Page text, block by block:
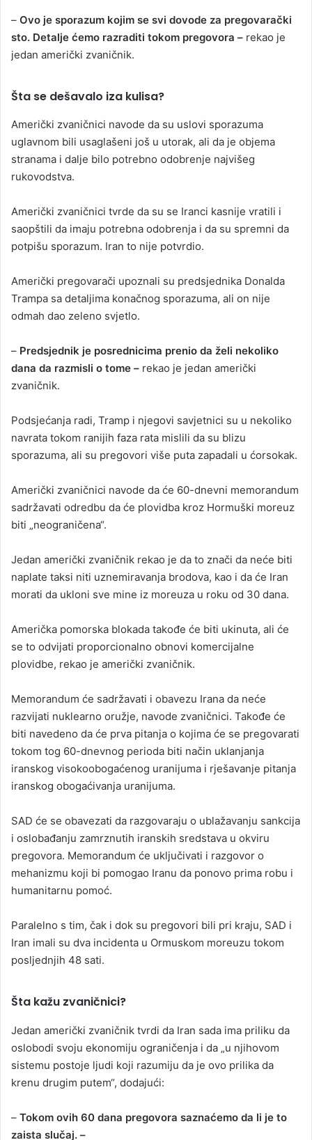
– Ovo je sporazum kojim se svi dovode za pregovarački
sto. Detalje ćemo razraditi tokom pregovora – rekao je
jedan američki zvaničnik.
Šta se dešavalo iza kulisa?
Američki zvaničnici navode da su uslovi sporazuma
uglavnom bili usaglašeni još u utorak, ali da je objema
stranama i dalje bilo potrebno odobrenje najvišeg
rukovodstva.
Američki zvaničnici tvrde da su se Iranci kasnije vratili i
saopštili da imaju potrebna odobrenja i da su spremni da
potpišu sporazum. Iran to nije potvrdio.
Američki pregovarači upoznali su predsjednika Donalda
Trampa sa detaljima konačnog sporazuma, ali on nije
odmah dao zeleno svjetlo.
– Predsjednik je posrednicima prenio da želi nekoliko
dana da razmisli o tome – rekao je jedan američki
zvaničnik.
Podsjećanja radi, Tramp i njegovi savjetnici su u nekoliko
navrata tokom ranijih faza rata mislili da su blizu
sporazuma, ali su pregovori više puta zapadali u ćorsokak.
Američki zvaničnici navode da će 60-dnevni memorandum
sadržavati odredbu da će plovidba kroz Hormuški moreuz
biti „neograničena“.
Jedan američki zvaničnik rekao je da to znači da neće biti
naplate taksi niti uznemiravanja brodova, kao i da će Iran
morati da ukloni sve mine iz moreuza u roku od 30 dana.
Američka pomorska blokada takođe će biti ukinuta, ali će
se to odvijati proporcionalno obnovi komercijalne
plovidbe, rekao je američki zvaničnik.
Memorandum će sadržavati i obavezu Irana da neće
razvijati nuklearno oružje, navode zvaničnici. Takođe će
biti navedeno da će prva pitanja o kojima će se pregovarati
tokom tog 60-dnevnog perioda biti način uklanjanja
iranskog visokoobogaćenog uranijuma i rješavanje pitanja
iranskog obogaćivanja uranijuma.
SAD će se obavezati da razgovaraju o ublažavanju sankcija
i oslobađanju zamrznutih iranskih sredstava u okviru
pregovora. Memorandum će uključivati i razgovor o
mehanizmu koji bi pomogao Iranu da ponovo prima robu i
humanitarnu pomoć.
Paralelno s tim, čak i dok su pregovori bili pri kraju, SAD i
Iran imali su dva incidenta u Ormuskom moreuzu tokom
posljednjih 48 sati.
Šta kažu zvaničnici?
Jedan američki zvaničnik tvrdi da Iran sada ima priliku da
oslobodi svoju ekonomiju ograničenja i da „u njihovom
sistemu postoje ljudi koji razumiju da je ovo prilika da
krenu drugim putem“, dodajući:
– Tokom ovih 60 dana pregovora saznaćemo da li je to
zaista slučaj. –